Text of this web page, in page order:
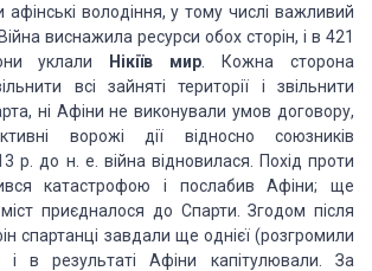
афінські володіння, у тому числі важливий
виснажила ресурси обох сторін, і в 421
уклали
Нікіїв мир . Кожна сторона
всі зайняті території і звільнити
ні Афіни не виконували умов договору,
ворожі дії відносно союзників
р. до н. е. війна відновилася. Похід проти
катастрофою і послабив Афіни; ще
приєдналося до Спарти. Згодом після
спартанці завдали ще однієї (розгромили
і в результаті Афіни капітулювали. За